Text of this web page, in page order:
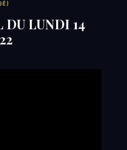
DU LUNDI 14